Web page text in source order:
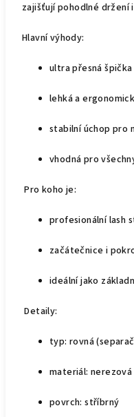
zajišťují pohodlné držení
Hlavní výhody:
ultra přesná
lehká a
stabilní úchop pro
vhodná pro
Pro koho je:
profesionální lash
začátečnice i
ideální jako
Detaily:
typ: rovná
materiál:
povrch: stříbrný